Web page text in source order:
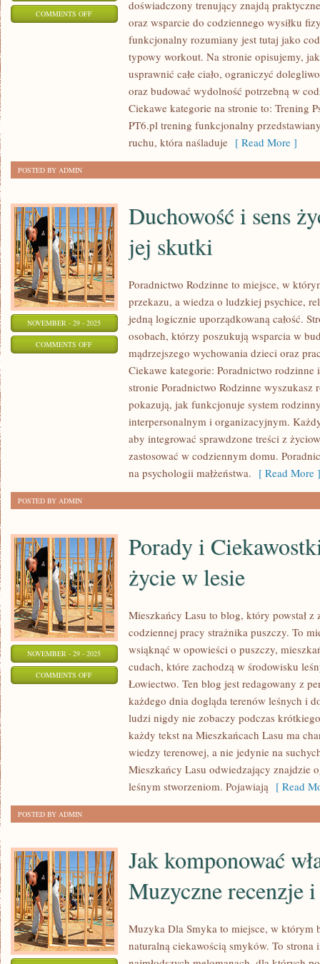
COMMENTS OFFON
doświadczony trenujący znajdą
oraz wsparcie do codziennego wysiłku
funkcjonalny rozumiany jest tutaj jako
typowy workout. Na stronie opisujemy,
usprawnić całe ciało, ograniczyć
oraz budować wydolność potrzebną w
Ciekawe kategorie na stronie to: Trening
PT6.pl trening funkcjonalny
ruchu, która naśladuje [ Read More ]
POSTED BY ADMIN
NOVEMBER - 29 - 2025
COMMENTS OFFON
Duchowość i sens
jej skutki
Poradnictwo Rodzinne to miejsce, w
przekazu, a wiedza o ludzkiej psychice,
jedną logicznie uporządkowaną całość.
osobach, którzy poszukują wsparcia w
mądrzejszego wychowania dzieci oraz
Ciekawe kategorie: Poradnictwo
stronie Poradnictwo Rodzinne wyszukasz
pokazują, jak funkcjonuje system
interpersonalnym i organizacyjnym.
aby integrować sprawdzone treści z
zastosować w codziennym domu.
na psychologii małżeństwa. [ Read More ]
POSTED BY ADMIN
NOVEMBER - 29 - 2025
COMMENTS OFFON
Porady i
życie w lesie
Mieszkańcy Lasu to blog, który powstał
codziennej pracy strażnika puszczy. To
wsiąknąć w opowieści o puszczy,
cudach, które zachodzą w środowisku
Łowiectwo. Ten blog jest redagowany z
każdego dnia dogląda terenów leśnych i
ludzi nigdy nie zobaczy podczas
każdy tekst na Mieszkańcach Lasu ma
wiedzy terenowej, a nie jedynie na
Mieszkańcy Lasu odwiedzający znajdzie
leśnym stworzeniom. Pojawiają [ Read
POSTED BY ADMIN
Jak komponować
Muzyczne recenzje
Muzyka Dla Smyka to miejsce, w którym
naturalną ciekawością smyków. To